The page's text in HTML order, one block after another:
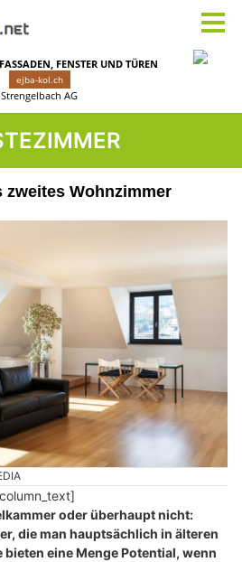
zweites Wohnzimmer
oder überhaupt nicht:
die man hauptsächlich in älteren
eine Menge Potential, wenn